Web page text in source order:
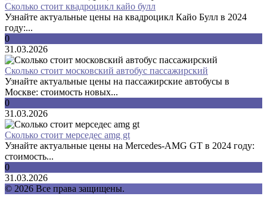
Сколько стоит квадроцикл кайо булл
Узнайте актуальные цены на квадроцикл Кайо Булл в 2024
году:...
0
31.03.2026
Сколько стоит московский автобус пассажирский
Узнайте актуальные цены на пассажирские автобусы в
Москве: стоимость новых...
0
31.03.2026
Сколько стоит мерседес amg gt
Узнайте актуальные цены на Mercedes-AMG GT в 2024 году:
стоимость...
0
31.03.2026
© 2026 Все права защищены.